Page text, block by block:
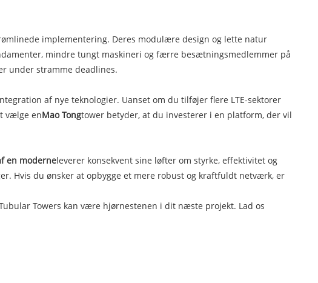
implementering. Deres modulære design og lette natur
mindre tungt maskineri og færre besætningsmedlemmer på
under stramme deadlines.
af nye teknologier. Uanset om du tilføjer flere LTE-sektorer
vælge enMao Tongtower betyder, at du investerer i en platform, der vil
en moderneleverer konsekvent sine løfter om styrke, effektivitet og
Hvis du ønsker at opbygge et mere robust og kraftfuldt netværk, er
Towers kan være hjørnestenen i dit næste projekt. Lad os